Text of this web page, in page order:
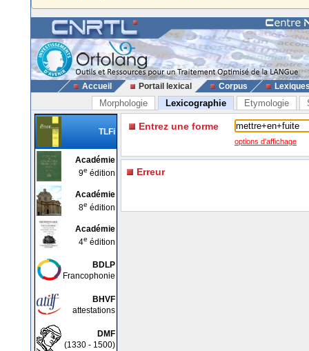
Accueil Portail lexical Corpus
Morphologie Lexicographie Etymologie
TLFi
Académie
9e édition
Académie
8e édition
Académie
4e édition
BDLP
Francophonie
BHVF
attestations
DMF
(1330 - 1500)
Entrez une forme
options d'affichage
Erreur